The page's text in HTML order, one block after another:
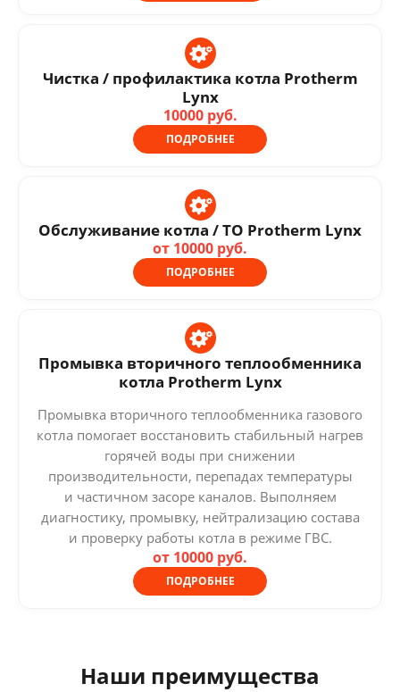
Чистка / профилактика котла Protherm
Lynx
10000 руб.
ПОДРОБНЕЕ
Обслуживание котла / ТО Protherm Lynx
от 10000 руб.
ПОДРОБНЕЕ
Промывка вторичного теплообменника
котла Protherm Lynx
Промывка вторичного теплообменника газового
котла помогает восстановить стабильный нагрев
горячей воды при снижении
производительности, перепадах температуры
и частичном засоре каналов. Выполняем
диагностику, промывку, нейтрализацию состава
и проверку работы котла в режиме ГВС.
от 10000 руб.
ПОДРОБНЕЕ
Наши преимущества